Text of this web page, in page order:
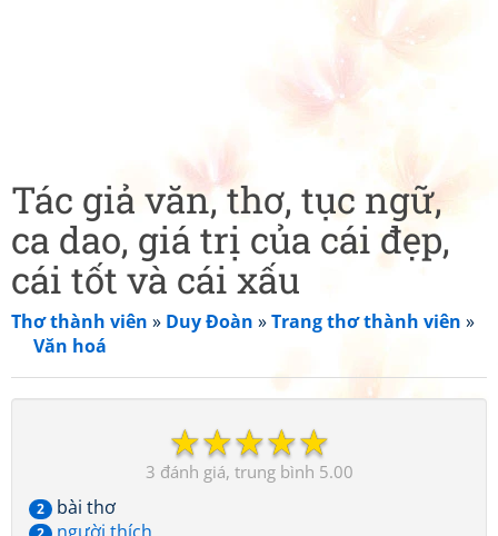
Tác giả văn, thơ, tục ngữ,
ca dao, giá trị của cái đẹp,
cái tốt và cái xấu
Thơ thành viên » Duy Đoàn »Trang thơ thành viên »
Văn hoá
☆
☆
☆
☆
☆
3 5.00
2 bài thơ